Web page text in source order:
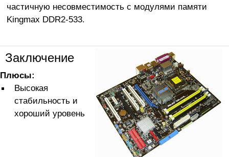
частичную несовместимость с модулями памяти
Kingmax DDR2-533.
Заключение
Плюсы:
Высокая
стабильность и
хороший уровень